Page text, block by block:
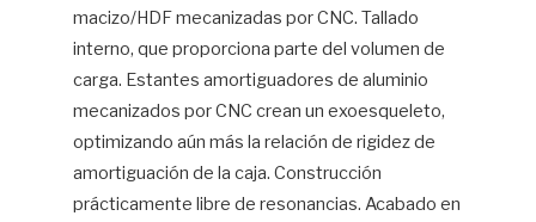
macizo/HDF mecanizadas por CNC. Tallado
interno, que proporciona parte del volumen de
carga. Estantes amortiguadores de aluminio
mecanizados por CNC crean un exoesqueleto,
optimizando aún más la relación de rigidez de
amortiguación de la caja. Construcción
prácticamente libre de resonancias. Acabado en